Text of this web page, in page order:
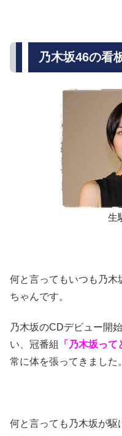
乃木坂46の看
生
何と言ってもいつも乃木
ちゃんです。
乃木坂のCDデビュー開
い、冠番組
「乃木坂って
常に体を張ってきました。
何と言っても乃木坂が駆